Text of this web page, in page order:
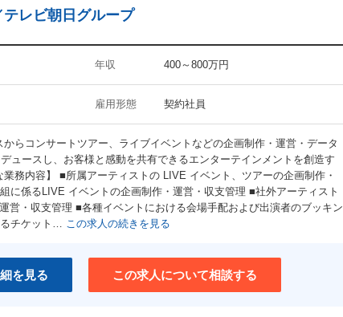
レビ朝日グループ
年収 400～800万円
雇用形態 契約社員
からコンサートツアー、ライブイベントなどの企画制作・運営・データ
ュースし、お客様と感動を共有できるエンターテインメントを創造す
務内容】 ■所属アーティストの LIVE イベント、ツアーの企画制作・
に係るLIVE イベントの企画制作・運営・収支管理 ■社外アーティスト
営・収支管理 ■各種イベントにおける会場手配および出演者のブッキン
チケット… この求人の続きを見る
を見る この求人について相談する